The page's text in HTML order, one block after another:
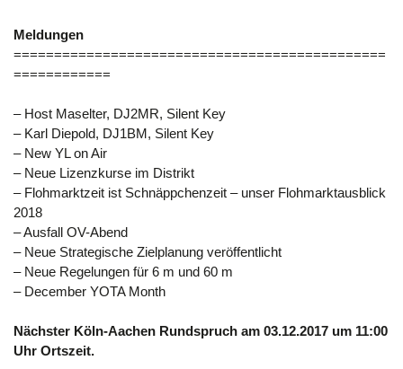
Meldungen
==============================================
============
– Host Maselter, DJ2MR, Silent Key
– Karl Diepold, DJ1BM, Silent Key
– New YL on Air
– Neue Lizenzkurse im Distrikt
– Flohmarktzeit ist Schnäppchenzeit – unser Flohmarktausblick
2018
– Ausfall OV-Abend
– Neue Strategische Zielplanung veröffentlicht
– Neue Regelungen für 6 m und 60 m
– December YOTA Month
Nächster Köln-Aachen Rundspruch am 03.12.2017 um 11:00
Uhr Ortszeit.